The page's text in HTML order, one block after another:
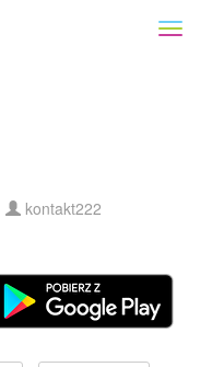
kontakt222